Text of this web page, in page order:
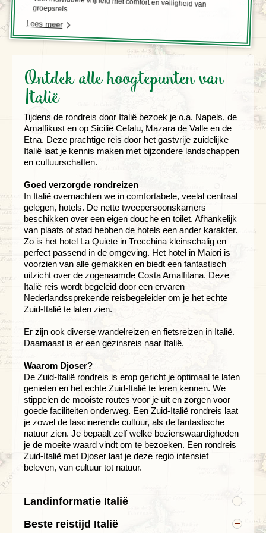
groepsreis
Lees meer
Ontdek alle hoogtepunten van
Italië
Tijdens de rondreis door Italië bezoek je o.a. Napels, de
Amalfikust en op Sicilië Cefalu, Mazara de Valle en de
Etna. Deze prachtige reis door het gastvrije zuidelijke
Italië laat je kennis maken met bijzondere landschappen
en cultuurschatten.
Goed verzorgde rondreizen
In Italië overnachten we in comfortabele, veelal centraal
gelegen, hotels. De nette tweepersoonskamers
beschikken over een eigen douche en toilet. Afhankelijk
van plaats of stad hebben de hotels een ander karakter.
Zo is het hotel La Quiete in Trecchina kleinschalig en
perfect passend in de omgeving. Het hotel in Maiori is
voorzien van alle gemakken en biedt een fantastisch
uitzicht over de zogenaamde Costa Amalfitana. Deze
Italië reis wordt begeleid door een ervaren
Nederlandssprekende reisbegeleider om je het echte
Zuid-Italië te laten zien.
Er zijn ook diverse wandelreizen en fietsreizen in Italië.
Daarnaast is er een gezinsreis naar Italië.
Waarom Djoser?
De Zuid-Italië rondreis is erop gericht je optimaal te laten
genieten en het echte Zuid-Italië te leren kennen. We
stippelen de mooiste routes voor je uit en zorgen voor
goede faciliteiten onderweg. Een Zuid-Italië rondreis laat
je zowel de fascinerende cultuur, als de fantastische
natuur zien. Je bepaalt zelf welke bezienswaardigheden
je de moeite waard vindt om te bezoeken. Een rondreis
Zuid-Italië met Djoser laat je deze regio intensief
beleven, van cultuur tot natuur.
Landinformatie Italië
Andere bekende steden: Milaan, Napels en
Beste reistijd Italië